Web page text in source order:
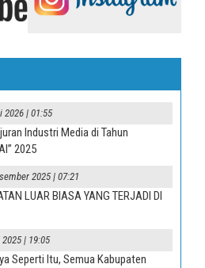
2026 | 01:55
Industri Media di Tahun
2025
2025 | 07:21
LUAR BIASA YANG TERJADI DI
| 19:05
Seperti Itu, Semua Kabupaten